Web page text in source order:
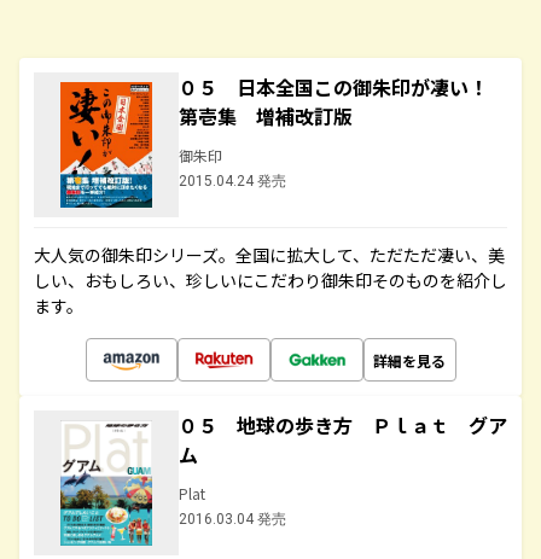
０５ 日本全国この御朱印が凄い！
第壱集 増補改訂版
御朱印
2015.04.24 発売
大人気の御朱印シリーズ。全国に拡大して、ただただ凄い、美
しい、おもしろい、珍しいにこだわり御朱印そのものを紹介し
ます。
詳細を見る
０５ 地球の歩き方 Ｐｌａｔ グア
ム
Plat
2016.03.04 発売